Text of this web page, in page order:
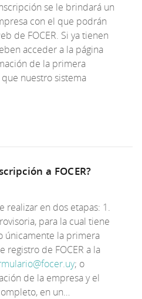
se le brindará un
con el que podrán
de FOCER. Si ya tienen
acceder a la página
de la primera
nuestro sistema
a FOCER?
realizar en dos etapas: 1.
para la cual tiene
únicamente la primera
de FOCER a la
; o
de la empresa y el
en un…